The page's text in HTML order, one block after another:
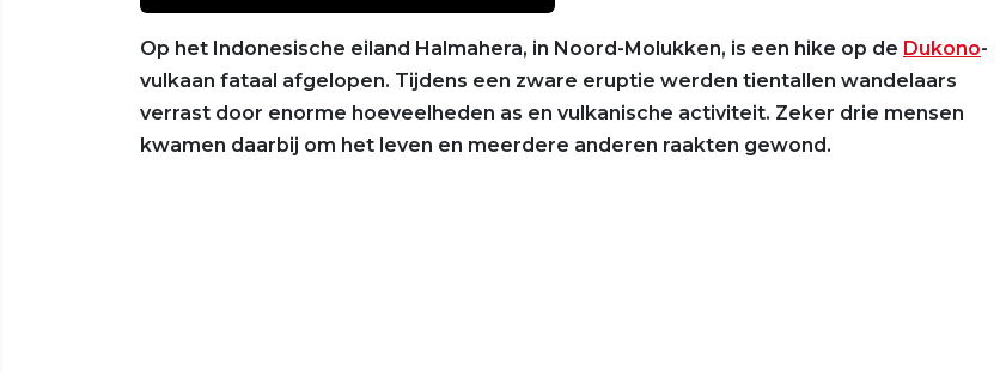
Op het Indonesische eiland Halmahera, in Noord-Molukken, is een hike op de Dukono-
vulkaan fataal afgelopen. Tijdens een zware eruptie werden tientallen wandelaars
verrast door enorme hoeveelheden as en vulkanische activiteit. Zeker drie mensen
kwamen daarbij om het leven en meerdere anderen raakten gewond.